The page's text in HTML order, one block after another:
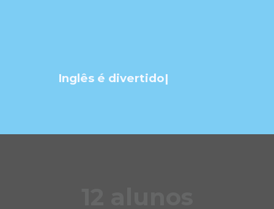
Inglês é divertido|